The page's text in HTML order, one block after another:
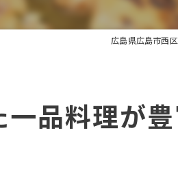
広島県広島市西
品料理が